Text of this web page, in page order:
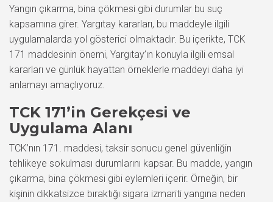
Yangın çıkarma, bina çökmesi gibi durumlar bu suç
kapsamına girer. Yargıtay kararları, bu maddeyle ilgili
uygulamalarda yol gösterici olmaktadır. Bu içerikte, TCK
171 maddesinin önemi, Yargıtay’ın konuyla ilgili emsal
kararları ve günlük hayattan örneklerle maddeyi daha iyi
anlamayı amaçlıyoruz.
TCK 171’in Gerekçesi ve
Uygulama Alanı
TCK’nın 171. maddesi, taksir sonucu genel güvenliğin
tehlikeye sokulması durumlarını kapsar. Bu madde, yangın
çıkarma, bina çökmesi gibi eylemleri içerir. Örneğin, bir
kişinin dikkatsizce bıraktığı sigara izmariti yangına neden